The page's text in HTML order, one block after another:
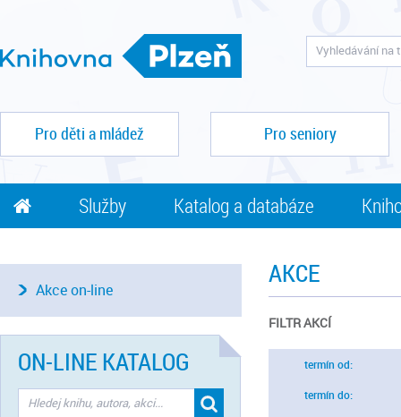
Pro děti a mládež Pro seniory
Služby Katalog a databáze
AKCE
FILTR AKCÍ
termín od:
termín do:
Akce on-line
ON-LINE KATALOG